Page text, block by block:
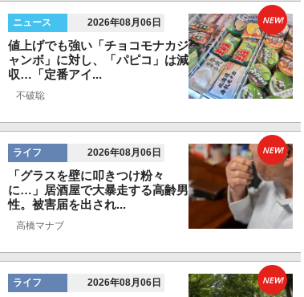
ニュース 2026年08月06日
値上げでも強い「チョコモナカジ
ャンボ」に対し、「パピコ」は減
収…「定番アイ...
不破聡
NEW!
ライフ 2026年08月06日
「グラスを壁に叩きつけ粉々
に…」居酒屋で大暴走する高齢男
性。被害届を出され...
高橋マナブ
NEW!
ライフ 2026年08月06日 NEW!